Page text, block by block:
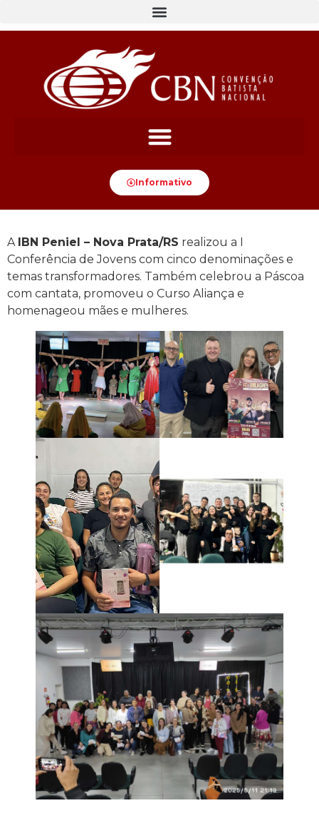
Informativo
A IBN Peniel – Nova Prata/RS realizou a I
Conferência de Jovens com cinco denominações e
temas transformadores. Também celebrou a Páscoa
com cantata, promoveu o Curso Aliança e
homenageou mães e mulheres.